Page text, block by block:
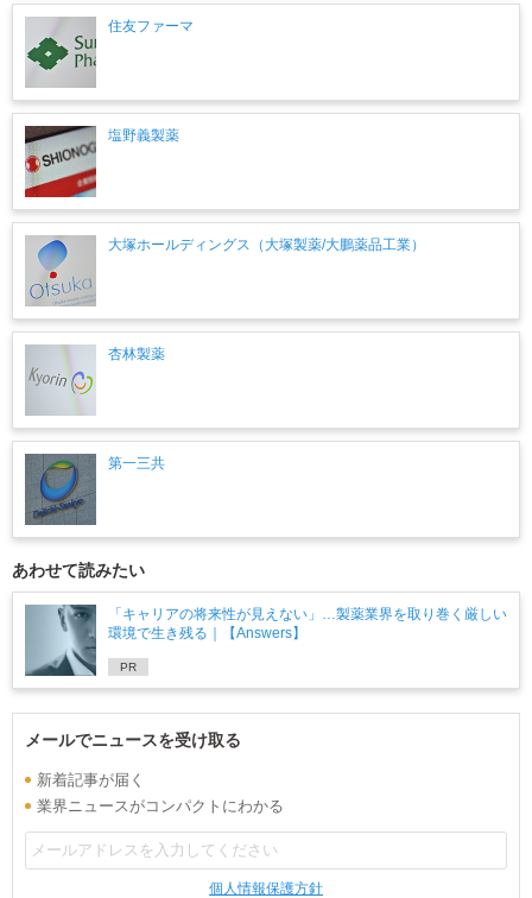
住友ファーマ
塩野義製薬
大塚ホールディングス（大塚製薬/大鵬薬品工業）
杏林製薬
第一三共
あわせて読みたい
「キャリアの将来性が見えない」…製薬業界を取り巻く厳しい
環境で生き残る｜【Answers】
PR
メールでニュースを受け取る
新着記事が届く
業界ニュースがコンパクトにわかる
個人情報保護方針